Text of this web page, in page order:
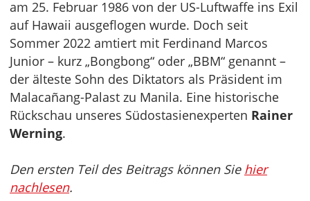
am 25. Februar 1986 von der US-Luftwaffe ins Exil
auf Hawaii ausgeflogen wurde. Doch seit
Sommer 2022 amtiert mit Ferdinand Marcos
Junior – kurz „Bongbong“ oder „BBM“ genannt –
der älteste Sohn des Diktators als Präsident im
Malacañang-Palast zu Manila. Eine historische
Rückschau unseres Südostasienexperten Rainer
Werning.
Den ersten Teil des Beitrags können Sie hier
nachlesen.